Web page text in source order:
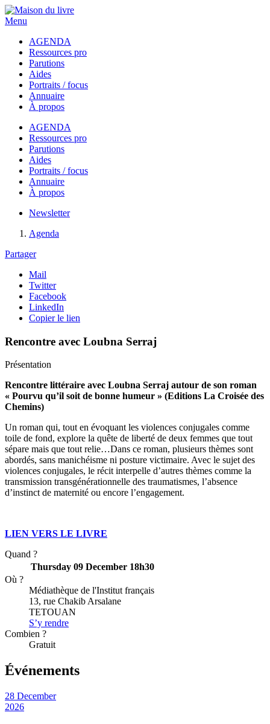
Menu
AGENDA
Ressources pro
Parutions
Aides
Portraits / focus
Annuaire
À propos
AGENDA
Ressources pro
Parutions
Aides
Portraits / focus
Annuaire
À propos
Newsletter
Agenda
Partager
Mail
Twitter
Facebook
LinkedIn
Copier le lien
Rencontre avec Loubna Serraj
Présentation
Rencontre littéraire avec Loubna Serraj autour de son roman
« Pourvu qu’il soit de bonne humeur » (Editions La Croisée des
Chemins)
Un roman qui, tout en évoquant les violences conjugales comme
toile de fond, explore la quête de liberté de deux femmes que tout
sépare mais que tout relie…Dans ce roman, plusieurs thèmes sont
abordés, sans manichéisme ni posture victimaire. Avec le sujet des
violences conjugales, le récit interpelle d’autres thèmes comme la
transmission transgénérationnelle des traumatismes, l’absence
d’instinct de maternité ou encore l’engagement.
LIEN VERS LE LIVRE
Quand ?
Thursday 09 December 18h30
Où ?
Médiathèque de l'Institut français
13, rue Chakib Arsalane
TETOUAN
S’y rendre
Combien ?
Gratuit
Événements
28 December
2026